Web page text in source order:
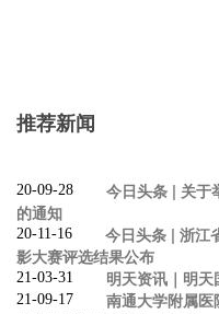
推荐新闻
20-09-28
今日头条 | 关于
的通知
20-11-16
今日头条 | 浙江
影大赛评选结果公布
21-03-31 明天资讯｜明
21-09-17
南通大学附属